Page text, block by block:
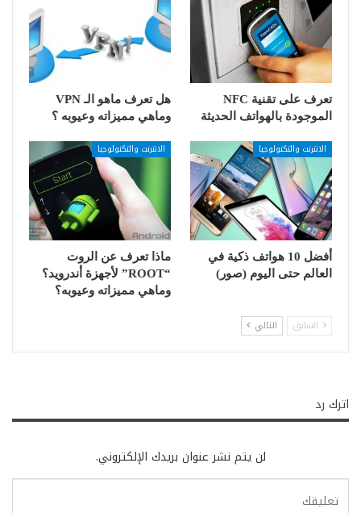
تعرف على تقنية NFC
الموجودة بالهواتف الحديثة
هل تعرف ماهو الـ VPN
وماهي مميزاته وعيوبه ؟
الانترنت والتكنولوجيا
أفضل 10 هواتف ذكية في
العالم حتى اليوم (صور)
الانترنت والتكنولوجيا
ماذا تعرف عن الروت
“ROOT” لأجهزة أندرويد؟
وماهي مميزاته وعيوبه؟
السابق التالي
اترك رد
لن يتم نشر عنوان بريدك الإلكتروني.